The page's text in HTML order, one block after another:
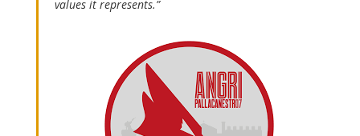
values it represents.”